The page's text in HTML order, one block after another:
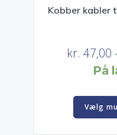
Kobber kabler
kr. 47,00
På
Vælg